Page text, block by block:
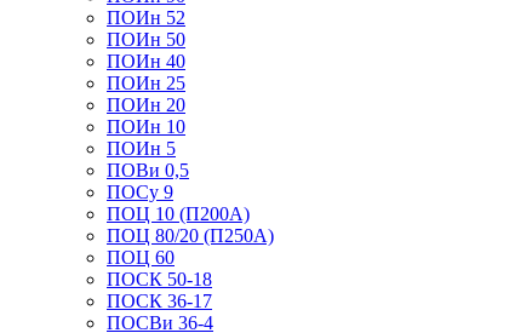
ПОИн 52
ПОИн 50
ПОИн 40
ПОИн 25
ПОИн 20
ПОИн 10
ПОИн 5
ПОВи 0,5
ПОСу 9
ПОЦ 10 (П200А)
ПОЦ 80/20 (П250А)
ПОЦ 60
ПОСК 50-18
ПОСК 36-17
ПОСВи 36-4